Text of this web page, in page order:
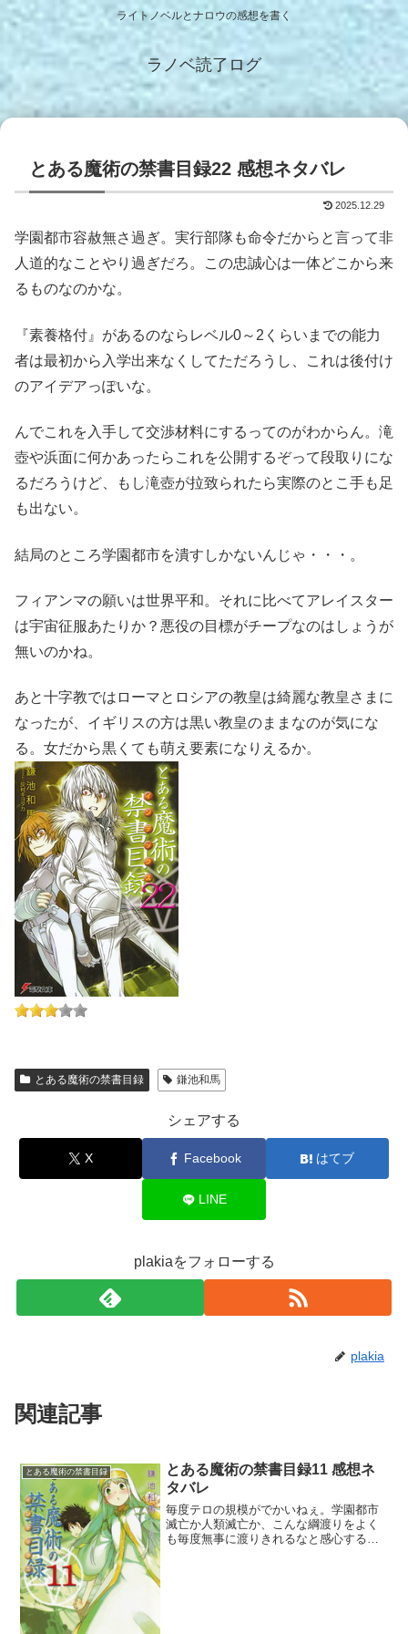
ライトノベルとナロウの感想を書く
ラノベ読了ログ
とある魔術の禁書目録22 感想ネタバレ
2025.12.29
学園都市容赦無さ過ぎ。実行部隊も命令だからと言って非
人道的なことやり過ぎだろ。この忠誠心は一体どこから来
るものなのかな。
『素養格付』があるのならレベル0～2くらいまでの能力
者は最初から入学出来なくしてただろうし、これは後付け
のアイデアっぽいな。
んでこれを入手して交渉材料にするってのがわからん。滝
壺や浜面に何かあったらこれを公開するぞって段取りにな
るだろうけど、もし滝壺が拉致られたら実際のとこ手も足
も出ない。
結局のところ学園都市を潰すしかないんじゃ・・・。
フィアンマの願いは世界平和。それに比べてアレイスター
は宇宙征服あたりか？悪役の目標がチープなのはしょうが
無いのかね。
あと十字教ではローマとロシアの教皇は綺麗な教皇さまに
なったが、イギリスの方は黒い教皇のままなのが気にな
る。女だから黒くても萌え要素になりえるか。
とある魔術の禁書目録 鎌池和馬
シェアする
X Facebook はてブ
LINE
plakiaをフォローする
plakia
関連記事
とある魔術の禁書目録
とある魔術の禁書目録11 感想ネ
タバレ
毎度テロの規模がでかいねぇ。学園都市
滅亡か人類滅亡か、こんな綱渡りをよく
も毎度無事に渡りきれるなと感心する。